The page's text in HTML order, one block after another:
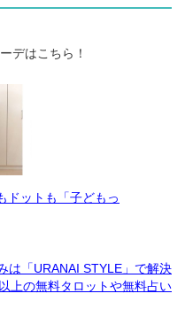
デはこちら！
ドットも「子どもっ
は「URANAI STYLE」で解決
上の無料タロットや無料占い